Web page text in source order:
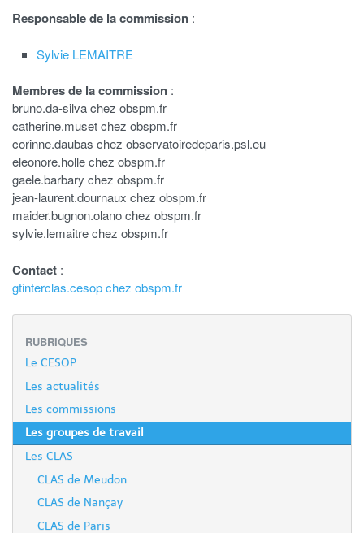
Responsable de la commission :
Sylvie LEMAITRE
Membres de la commission :
bruno.da-silvachez obspm.fr
catherine.musetchez obspm.fr
corinne.daubas chez observatoiredeparis.psl.eu
eleonore.hollechez obspm.fr
gaele.barbary chez obspm.fr
jean-laurent.dournaux chez obspm.fr
maider.bugnon.olanochez obspm.fr
sylvie.lemaitrechez obspm.fr
Contact :
gtinterclas.cesopchez obspm.fr
RUBRIQUES
Le CESOP
Les actualités
Les commissions
Les groupes de travail
Les CLAS
CLAS de Meudon
CLAS de Nançay
CLAS de Paris